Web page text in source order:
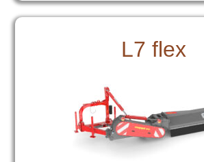
L7 flex